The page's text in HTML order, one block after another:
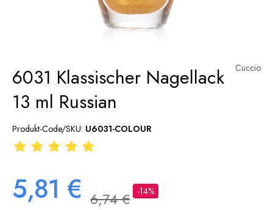
Cuccio
6031 Klassischer Nagellack
13 ml Russian
Produkt-Code/SKU: U6031-COLOUR
5,81 € 6,74 € -14%